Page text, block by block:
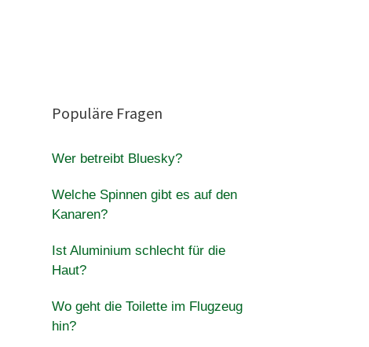
Populäre Fragen
Wer betreibt Bluesky?
Welche Spinnen gibt es auf den
Kanaren?
Ist Aluminium schlecht für die
Haut?
Wo geht die Toilette im Flugzeug
hin?